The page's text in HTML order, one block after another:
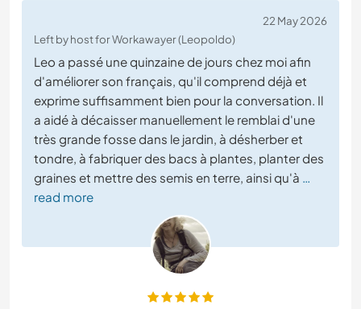
22 May 2026
Left by host for Workawayer (Leopoldo)
Leo a passé une quinzaine de jours chez moi afin
d'améliorer son français, qu'il comprend déjà et
exprime suffisamment bien pour la conversation. Il
a aidé à décaisser manuellement le remblai d'une
très grande fosse dans le jardin, à désherber et
tondre, à fabriquer des bacs à plantes, planter des
graines et mettre des semis en terre, ainsi qu'à …
read more